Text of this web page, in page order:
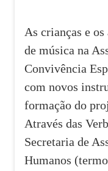
As crianças e
de música na
Convivência
com novos
formação do
Através das
Secretaria de
Humanos